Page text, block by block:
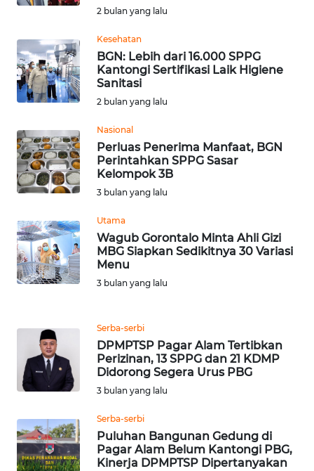
2 bulan yang lalu
Kesehatan
BGN: Lebih dari 16.000 SPPG
Kantongi Sertifikasi Laik Higiene
Sanitasi
2 bulan yang lalu
Nasional
Perluas Penerima Manfaat, BGN
Perintahkan SPPG Sasar
Kelompok 3B
3 bulan yang lalu
Utama
Wagub Gorontalo Minta Ahli Gizi
MBG Siapkan Sedikitnya 30 Variasi
Menu
3 bulan yang lalu
Serba-serbi
DPMPTSP Pagar Alam Tertibkan
Perizinan, 13 SPPG dan 21 KDMP
Didorong Segera Urus PBG
3 bulan yang lalu
Serba-serbi
Puluhan Bangunan Gedung di
Pagar Alam Belum Kantongi PBG,
Kinerja DPMPTSP Dipertanyakan
WN
SIMALUNGUN
LABUHANBATU
WN
TAPANULI
WN DELI
SERDANG
WN
PAKPAK
KARAWANG
WN